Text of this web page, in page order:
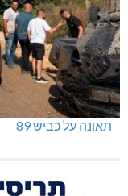
תאונה על כביש 89